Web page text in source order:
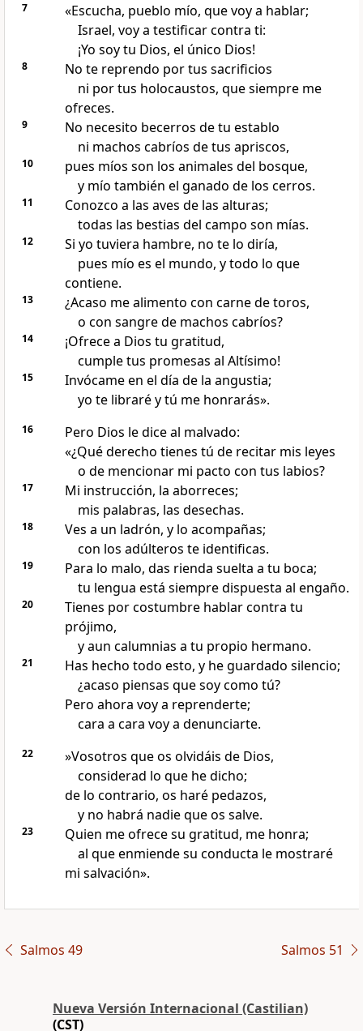
7
«Escucha, pueblo mío, que voy a hablar;
Israel, voy a testificar contra ti:
¡Yo soy tu Dios, el único Dios!
8
No te reprendo por tus sacrificios
ni por tus holocaustos, que siempre me
ofreces.
9
No necesito becerros de tu establo
ni machos cabríos de tus apriscos,
10
pues míos son los animales del bosque,
y mío también el ganado de los cerros.
11
Conozco a las aves de las alturas;
todas las bestias del campo son mías.
12
Si yo tuviera hambre, no te lo diría,
pues mío es el mundo, y todo lo que
contiene.
13
¿Acaso me alimento con carne de toros,
o con sangre de machos cabríos?
14
¡Ofrece a Dios tu gratitud,
cumple tus promesas al Altísimo!
15
Invócame en el día de la angustia;
yo te libraré y tú me honrarás».
16
Pero Dios le dice al malvado:
«¿Qué derecho tienes tú de recitar mis leyes
o de mencionar mi pacto con tus labios?
17
Mi instrucción, la aborreces;
mis palabras, las desechas.
18
Ves a un ladrón, y lo acompañas;
con los adúlteros te identificas.
19
Para lo malo, das rienda suelta a tu boca;
tu lengua está siempre dispuesta al engaño.
20
Tienes por costumbre hablar contra tu
prójimo,
y aun calumnias a tu propio hermano.
21
Has hecho todo esto, y he guardado silencio;
¿acaso piensas que soy como tú?
Pero ahora voy a reprenderte;
cara a cara voy a denunciarte.
22
»Vosotros que os olvidáis de Dios,
considerad lo que he dicho;
de lo contrario, os haré pedazos,
y no habrá nadie que os salve.
23
Quien me ofrece su gratitud, me honra;
al que enmiende su conducta le mostraré
mi salvación».
Salmos 49 Salmos 51
Nueva Versión Internacional (Castilian)
(CST)